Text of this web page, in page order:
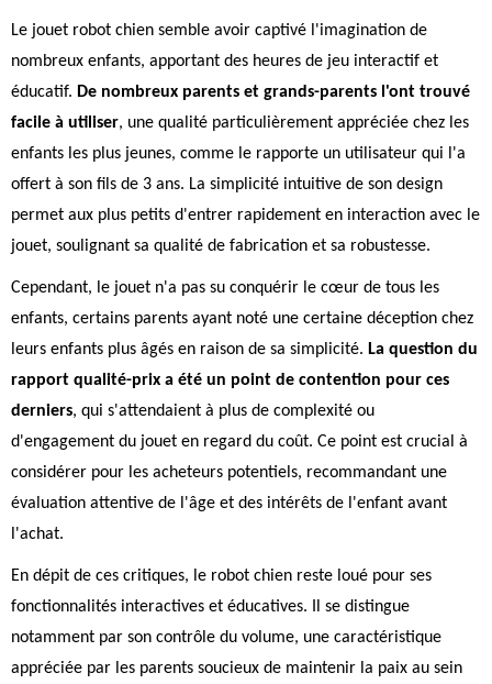
Le jouet robot chien semble avoir captivé l'imagination de
nombreux enfants, apportant des heures de jeu interactif et
éducatif. De nombreux parents et grands-parents l'ont trouvé
facile à utiliser, une qualité particulièrement appréciée chez les
enfants les plus jeunes, comme le rapporte un utilisateur qui l'a
offert à son fils de 3 ans. La simplicité intuitive de son design
permet aux plus petits d'entrer rapidement en interaction avec le
jouet, soulignant sa qualité de fabrication et sa robustesse.
Cependant, le jouet n'a pas su conquérir le cœur de tous les
enfants, certains parents ayant noté une certaine déception chez
leurs enfants plus âgés en raison de sa simplicité. La question du
rapport qualité-prix a été un point de contention pour ces
derniers, qui s'attendaient à plus de complexité ou
d'engagement du jouet en regard du coût. Ce point est crucial à
considérer pour les acheteurs potentiels, recommandant une
évaluation attentive de l'âge et des intérêts de l'enfant avant
l'achat.
En dépit de ces critiques, le robot chien reste loué pour ses
fonctionnalités interactives et éducatives. Il se distingue
notamment par son contrôle du volume, une caractéristique
appréciée par les parents soucieux de maintenir la paix au sein